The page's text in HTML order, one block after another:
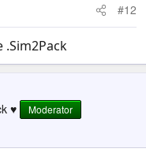
#12
.Sim2Pack
♥
Moderator